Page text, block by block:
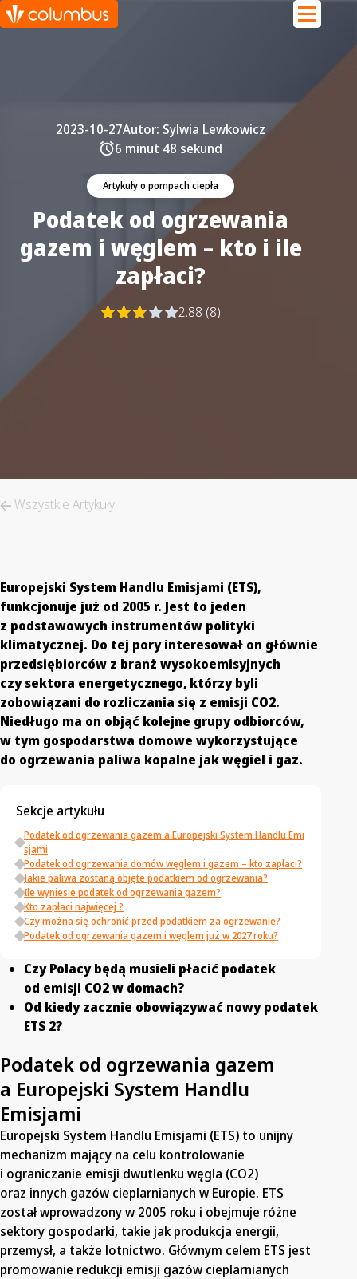
Artykuły o pompach ciepła
2023-10-27Autor: Sylwia Lewkowicz
6 minut 48 sekund
Podatek od ogrzewania
gazem i węglem – kto i ile
zapłaci?
2.88 (8)
Wszystkie Artykuły
Europejski System Handlu Emisjami (ETS),
funkcjonuje już od 2005 r. Jest to jeden
z podstawowych instrumentów polityki
klimatycznej. Do tej pory interesował on głównie
przedsiębiorców z branż wysokoemisyjnych
czy sektora energetycznego, którzy byli
zobowiązani do rozliczania się z emisji CO2.
Niedługo ma on objąć kolejne grupy odbiorców,
w tym gospodarstwa domowe wykorzystujące
do ogrzewania paliwa kopalne jak węgiel i gaz.
Sekcje artykułu
Podatek od ogrzewania gazem a Europejski System Handlu Emi
sjami
Podatek od ogrzewania domów węglem i gazem – kto zapłaci?
Jakie paliwa zostaną objęte podatkiem od ogrzewania?
Ile wyniesie podatek od ogrzewania gazem?
Kto zapłaci najwięcej ?
Czy można się ochronić przed podatkiem za ogrzewanie?
Podatek od ogrzewania gazem i węglem już w 2027 roku?
Czy Polacy będą musieli płacić podatek
od emisji CO2 w domach?
Od kiedy zacznie obowiązywać nowy podatek
ETS 2?
Podatek od ogrzewania gazem
a Europejski System Handlu
Emisjami
Europejski System Handlu Emisjami (ETS) to unijny
mechanizm mający na celu kontrolowanie
i ograniczanie emisji dwutlenku węgla (CO2)
oraz innych gazów cieplarnianych w Europie. ETS
został wprowadzony w 2005 roku i obejmuje różne
sektory gospodarki, takie jak produkcja energii,
przemysł, a także lotnictwo. Głównym celem ETS jest
promowanie redukcji emisji gazów cieplarnianych